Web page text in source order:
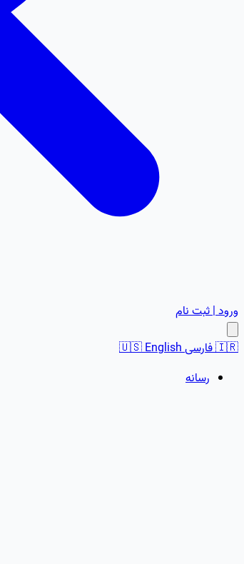
ورود | ثبت نام
🇮🇷فارسی 🇺🇸English
رسانه